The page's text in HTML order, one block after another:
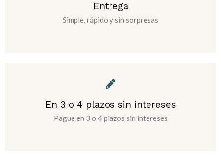
Entrega
Simple, rápido y sin sorpresas
En 3 o 4 plazos sin intereses
Pague en 3 o 4 plazos sin intereses